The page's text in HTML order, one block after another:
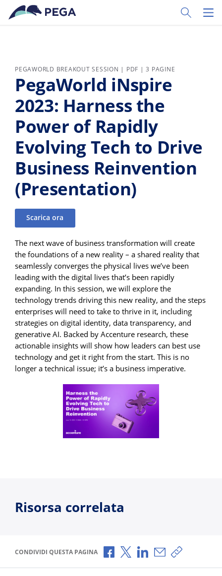
Vai direttamente al contenuto principale
Toggle
PEGAWORLD BREAKOUT SESSION | PDF | 3 PAGINE
PegaWorld iNspire
2023: Harness the
Power of Rapidly
Evolving Tech to Drive
Business Reinvention
(Presentation)
Scarica ora
The next wave of business transformation will create
the foundations of a new reality – a shared reality that
seamlessly converges the physical lives we’ve been
leading with the digital lives that’s been rapidly
expanding. In this session, we will explore the
technology trends driving this new reality, and the steps
enterprises will need to take to thrive in it, including
strategies on digital identity, data transparency, and
generative AI. Backed by Accenture research, these
actionable insights will show how leaders can best use
technology and get it right from the start. This is no
longer a technical issue; it’s a business imperative.
Risorsa correlata
CONDIVIDI QUESTA PAGINA Condividi via Facebook
Condividi via X
Condividi via
Condividi via e-
Copia link